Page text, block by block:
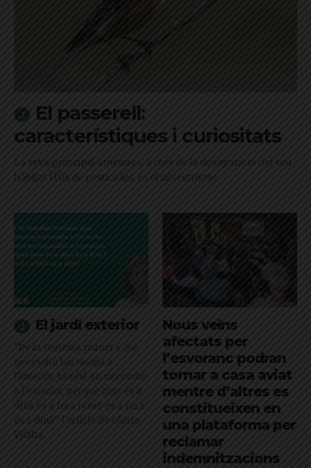
El passerell:
característiques i curiositats
La seva principal amenaça, a més de la desaparició del seu
hàbitat i l'ús de pesticides, és el silvestrisme
El jardí exterior
"De la mateixa manera que
necessito harmonia a
l’interior, també en necessito
a l’exterior, perquè com és a
dins és a fora i com és a fora
és a dins": l'article de Glòria
Vilalta
Nous veïns
afectats per
l’esvoranc podran
tornar a casa aviat
mentre d’altres es
constitueixen en
una plataforma per
reclamar
indemnitzacions